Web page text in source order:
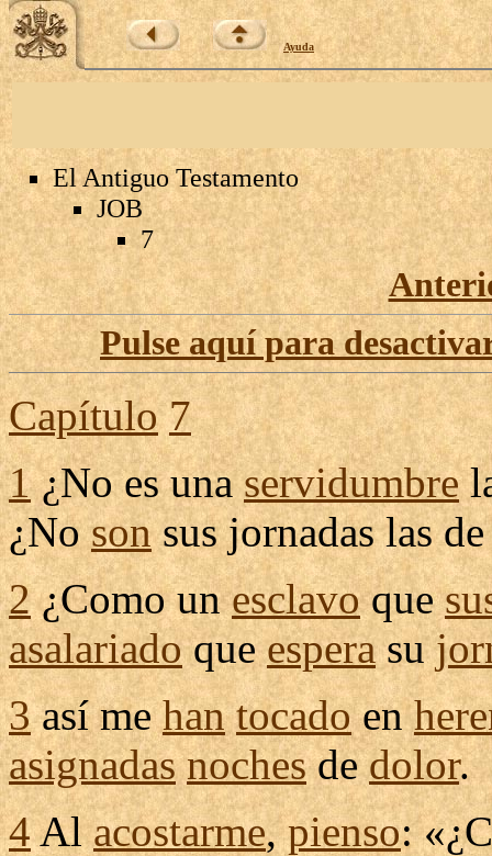
Ayuda
El Antiguo Testamento
JOB
7
Pulse aquí para
Capítulo 7
1¿No es unaservidumbre
¿Nosonsusjornadaslas
2¿Como unesclavoque
asalariadoqueesperasu
3así mehan tocadoen
asignadas nochesdedolor.
4Alacostarme,pienso: